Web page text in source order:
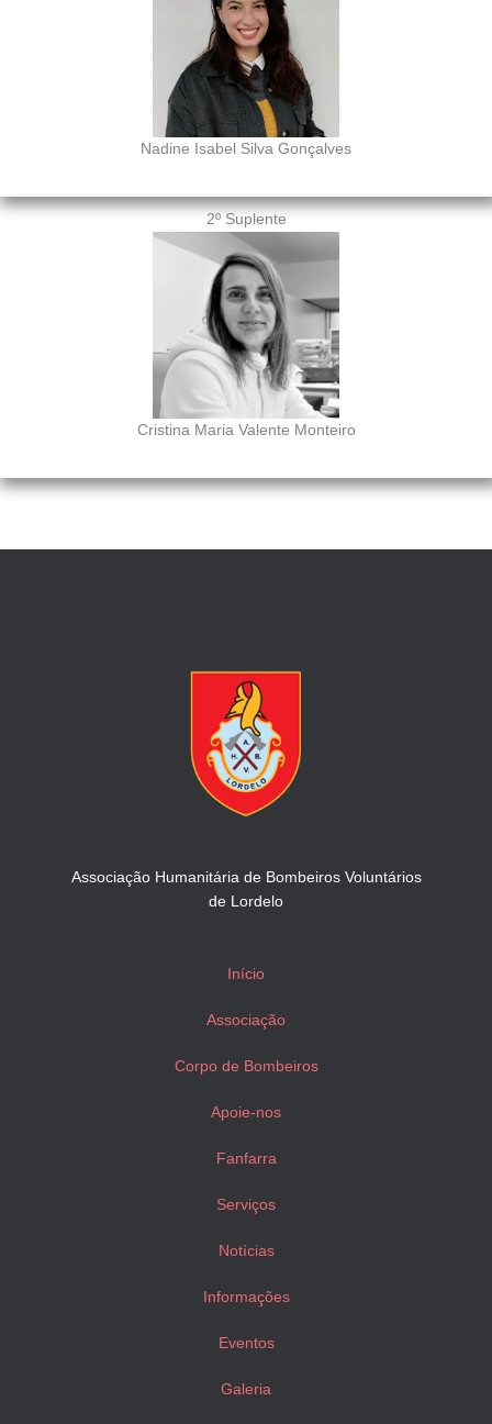
Nadine Isabel Silva Gonçalves
2º Suplente
Cristina Maria Valente Monteiro
Associação Humanitária de Bombeiros Voluntários
de Lordelo
Início
Associação
Corpo de Bombeiros
Apoie-nos
Fanfarra
Serviços
Notícias
Informações
Eventos
Galeria